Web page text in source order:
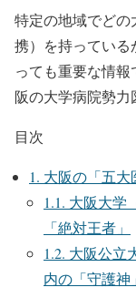
特定の地域でど
携）を持っている
っても重要な情
阪の大学病院勢力
目次
1. 大阪の「五大
1.1. 大阪大学
「絶対王者」
1.2. 大阪公立
内の「守護神」